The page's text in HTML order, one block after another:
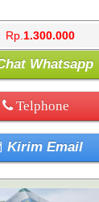
Rp. 1.300.000
Whatsapp
Telphone
Kirim Email